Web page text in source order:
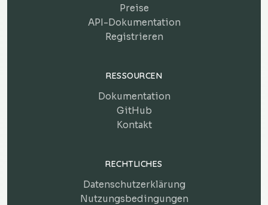
Preise
API-Dokumentation
Registrieren
RESSOURCEN
Dokumentation
GitHub
Kontakt
RECHTLICHES
Datenschutzerklärung
Nutzungsbedingungen